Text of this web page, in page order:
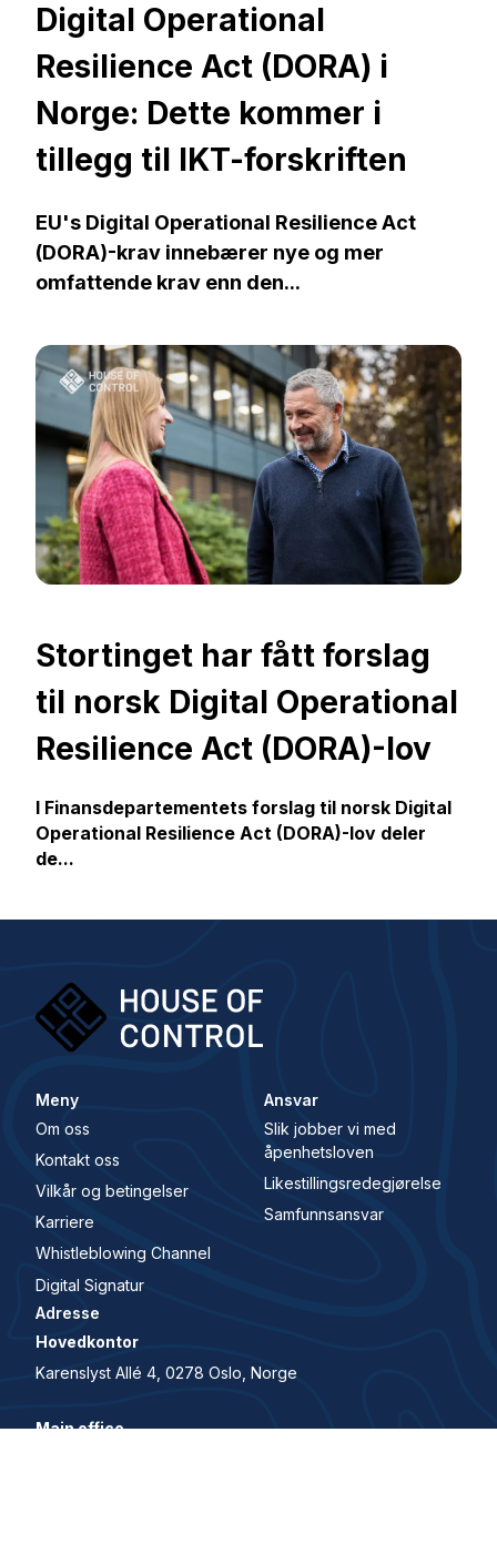
Digital Operational
Resilience Act (DORA) i
Norge: Dette kommer i
tillegg til IKT-forskriften
EU's Digital Operational Resilience Act
(DORA)-krav innebærer nye og mer
omfattende krav enn den...
Stortinget har fått forslag
til norsk Digital Operational
Resilience Act (DORA)-lov
I Finansdepartementets forslag til norsk Digital
Operational Resilience Act (DORA)-lov deler
de...
Meny
Om oss
Kontakt oss
Vilkår og betingelser
Karriere
Whistleblowing Channel
Digital Signatur
Ansvar
Slik jobber vi med
åpenhetsloven
Likestillingsredegjørelse
Samfunnsansvar
Adresse
Hovedkontor
Karenslyst Allé 4, 0278 Oslo, Norge
Main office